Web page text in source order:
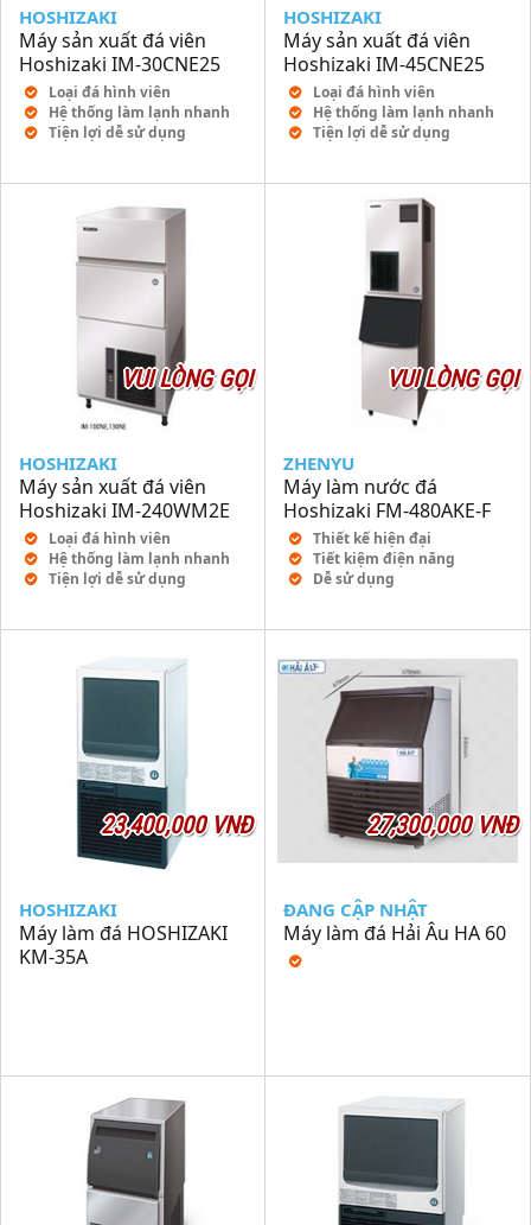
HOSHIZAKI
Máy sản xuất đá viên
Hoshizaki IM-30CNE25
Loại đá hình viên
Hệ thống làm lạnh nhanh
Tiện lợi dễ sử dụng
HOSHIZAKI
Máy sản xuất đá viên
Hoshizaki IM-45CNE25
Loại đá hình viên
Hệ thống làm lạnh nhanh
Tiện lợi dễ sử dụng
VUI LÒNG GỌI
HOSHIZAKI
Máy sản xuất đá viên
Hoshizaki IM-240WM2E
Loại đá hình viên
Hệ thống làm lạnh nhanh
Tiện lợi dễ sử dụng
VUI LÒNG GỌI
ZHENYU
Máy làm nước đá
Hoshizaki FM-480AKE-F
Thiết kế hiện đại
Tiết kiệm điện năng
Dễ sử dụng
23,400,000 VNĐ
HOSHIZAKI
Máy làm đá HOSHIZAKI
KM-35A
27,300,000 VNĐ
ĐANG CẬP NHẬT
Máy làm đá Hải Âu HA 60